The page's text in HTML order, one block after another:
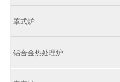
罩式炉
铝合金热处理炉